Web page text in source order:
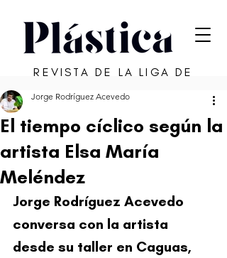
REVISTA DE LA LIGA DE
El tiempo cíclico según la
artista Elsa María
Meléndez
Jorge Rodríguez Acevedo
Jorge Rodríguez Acevedo
conversa con la artista
desde su taller en Caguas,